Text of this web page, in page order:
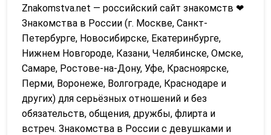
Znakomstva.net — российский сайт знакомств ❤
Знакомства в России (г. Москве, Санкт-
Петербурге, Новосибирске, Екатеринбурге,
Нижнем Новгороде, Казани, Челябинске, Омске,
Самаре, Ростове-на-Дону, Уфе, Красноярске,
Перми, Воронеже, Волгограде, Краснодаре и
других) для серьёзных отношений и без
обязательств, общения, дружбы, флирта и
встреч. Знакомства в России с девушками и